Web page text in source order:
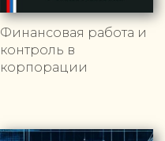
Финансовая работа и
контроль в
корпорации